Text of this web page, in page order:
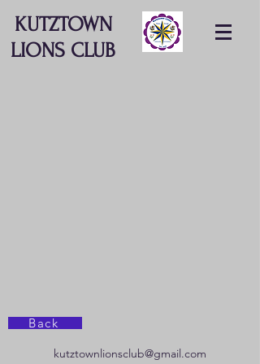
KUTZTOWN
LIONS CLUB
Back
kutztownlionsclub@gmail.com